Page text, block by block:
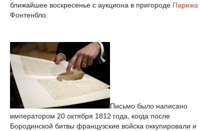
ближайшее воскресенье с аукциона в пригороде Парижа
Фонтенбло.
Письмо было написано
императором 20 октября 1812 года, когда после
Бородинской битвы французские войска оккупировали и